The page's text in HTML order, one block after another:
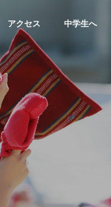
アクセス 中学生へ
テニス